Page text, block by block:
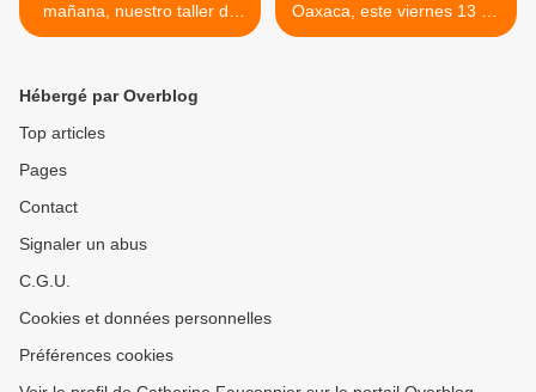
mañana, nuestro taller de
salud de septiembre
Oaxaca, este viernes 13 de
septiembre, 9h -14h. Darse
Hébergé par Overblog
Top articles
Pages
Contact
Signaler un abus
C.G.U.
Cookies et données personnelles
Préférences cookies